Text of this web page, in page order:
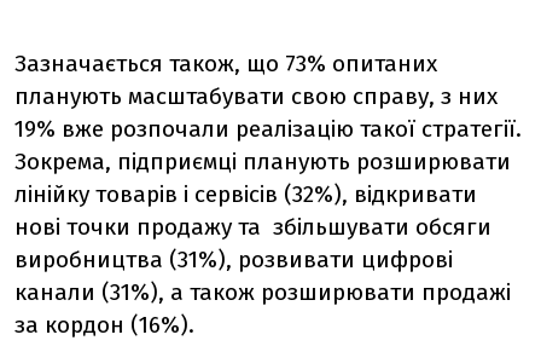
Зазначається також, що 73% опитаних
планують масштабувати свою справу, з них
19% вже розпочали реалізацію такої стратегії.
Зокрема, підприємці планують розширювати
лінійку товарів і сервісів (32%), відкривати
нові точки продажу та збільшувати обсяги
виробництва (31%), розвивати цифрові
канали (31%), а також розширювати продажі
за кордон (16%).